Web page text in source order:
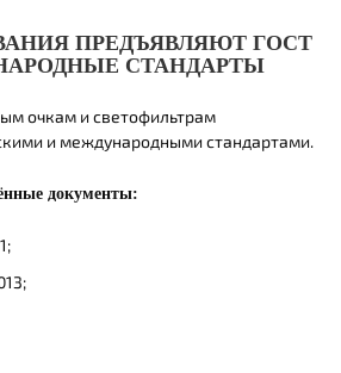
ПРЕДЪЯВЛЯЮТ ГОСТ
СТАНДАРТЫ
очкам и светофильтрам
и международными стандартами.
документы: